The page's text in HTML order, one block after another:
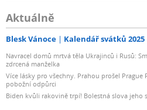
Aktuálně
Blesk Vánoce Kalendář svátků 2025
Navracel domů mrtvá těla Ukrajinců i Rusů:
zdrcená manželka
Více lásky pro všechny. Prahou prošel
pobožní odpůrci
Biden kvůli rakovině trpí! Bolestná slova jeho